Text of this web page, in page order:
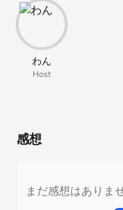
わん
Host
感想
まだ感想はありま